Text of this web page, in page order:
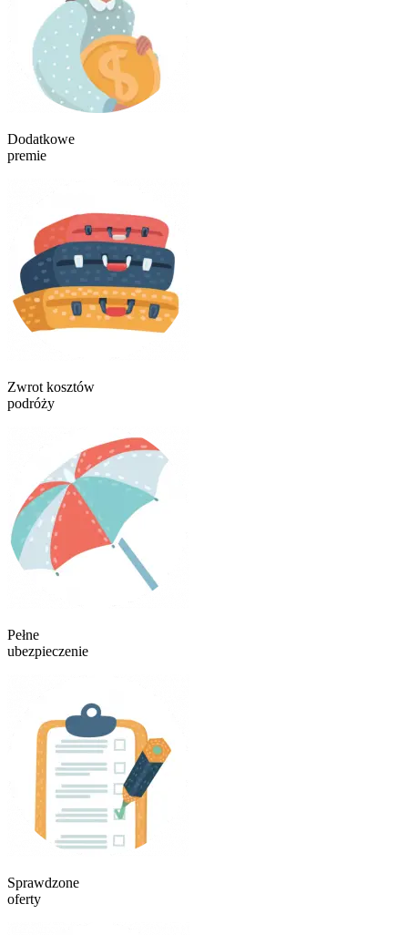
Dodatkowe
premie
Zwrot kosztów
podróży
Pełne
ubezpieczenie
Sprawdzone
oferty